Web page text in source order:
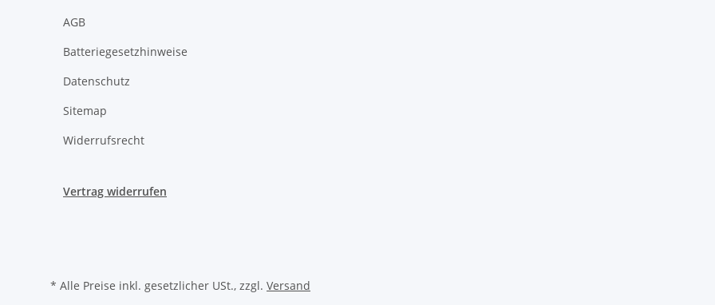
AGB
Batteriegesetzhinweise
Datenschutz
Sitemap
Widerrufsrecht
Vertrag widerrufen
* Alle Preise inkl. gesetzlicher USt., zzgl. Versand